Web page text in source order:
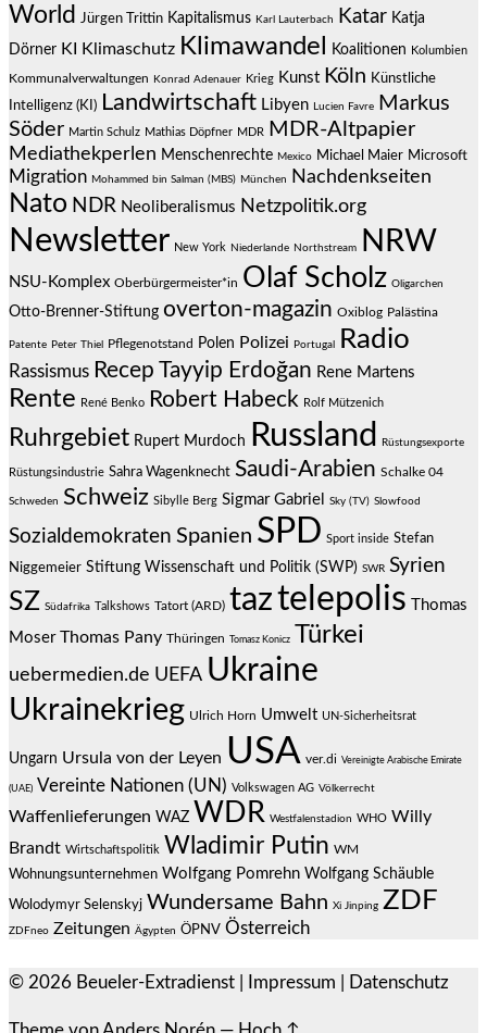
World Jürgen Trittin Kapitalismus Karl Lauterbach Katar Katja
Dörner KI Klimaschutz Klimawandel Koalitionen Kolumbien
Kommunalverwaltungen Konrad Adenauer Krieg Kunst Köln Künstliche
Intelligenz (KI) Landwirtschaft Libyen Lucien Favre
Markus
Söder Martin Schulz Mathias Döpfner MDR MDR-Altpapier
Mediathekperlen Menschenrechte Mexico Michael Maier Microsoft
Migration Mohammed bin Salman (MBS) München Nachdenkseiten
Nato NDR Neoliberalismus Netzpolitik.org
Newsletter New York Niederlande Northstream NRW
NSU-Komplex Oberbürgermeister*in Olaf Scholz Oligarchen
Otto-Brenner-Stiftung overton-magazin Oxiblog Palästina
Patente Peter Thiel Pflegenotstand Polen Polizei Portugal Radio
Rassismus Recep Tayyip Erdoğan Rene Martens
Rente René Benko Robert Habeck Rolf Mützenich
Ruhrgebiet Rupert Murdoch Russland Rüstungsexporte
Rüstungsindustrie Sahra Wagenknecht Saudi-Arabien Schalke 04
Schweden Schweiz Sibylle Berg Sigmar Gabriel Sky (TV) Slowfood
Sozialdemokraten Spanien SPD Sport inside Stefan
Niggemeier Stiftung Wissenschaft und Politik (SWP) SWR Syrien
SZ Südafrika Talkshows Tatort (ARD) taztelepolis
Thomas
Moser Thomas Pany Thüringen Tomasz Konicz Türkei
uebermedien.de UEFA Ukraine
Ukrainekrieg Ulrich Horn Umwelt UN-Sicherheitsrat
Ungarn Ursula von der Leyen USA ver.di Vereinigte Arabische Emirate
(UAE) Vereinte Nationen (UN) Volkswagen AG Völkerrecht
Waffenlieferungen WAZ WDR Westfalenstadion WHO Willy
Brandt Wirtschaftspolitik Wladimir Putin WM
Wohnungsunternehmen Wolfgang Pomrehn Wolfgang Schäuble
Wolodymyr Selenskyj Wundersame Bahn Xi Jinping ZDF
ZDFneo Zeitungen Ägypten ÖPNV Österreich
© 2026 Beueler-Extradienst Impressum Datenschutz